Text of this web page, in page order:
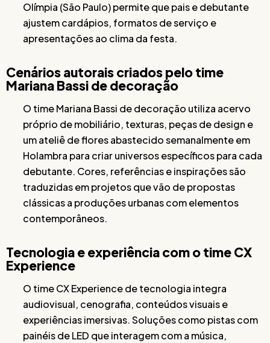
Olímpia (São Paulo) permite que pais e debutante
ajustem cardápios, formatos de serviço e
apresentações ao clima da festa.
Cenários autorais criados pelo time
Mariana Bassi de decoração
O time Mariana Bassi de decoração utiliza acervo
próprio de mobiliário, texturas, peças de design e
um ateliê de flores abastecido semanalmente em
Holambra para criar universos específicos para cada
debutante. Cores, referências e inspirações são
traduzidas em projetos que vão de propostas
clássicas a produções urbanas com elementos
contemporâneos.
Tecnologia e experiência com o time CX
Experience
O time CX Experience de tecnologia integra
audiovisual, cenografia, conteúdos visuais e
experiências imersivas. Soluções como pistas com
painéis de LED que interagem com a música,